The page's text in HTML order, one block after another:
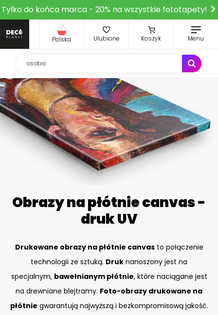
Tylko do końca marca - 20% na wszystkie fototapety!
Polska Ulubione Koszyk Menu
Obrazy na płótnie canvas -
druk UV
Drukowane obrazy na płótnie canvasto połączenie
technologii ze sztuką. Druk nanoszony jest na
specjalnym, bawełnianym płótnie, które naciągane jest
na drewniane blejtramy. Foto-obrazy drukowane na
płótnie gwarantują najwyższą i bezkompromisową jakość.